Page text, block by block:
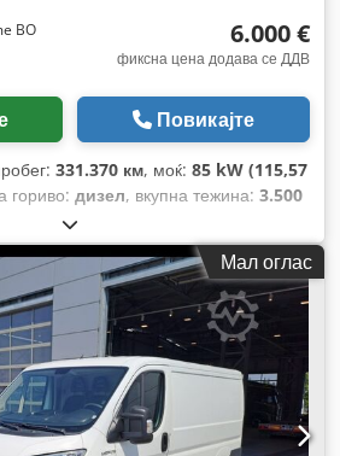
BO
6.000 €
фиксна цена додава се ДДВ
Повикајте
331.370 км, моќ: 85 kW (115,57
гориво: дизел, вкупна тежина: 3.500
на товар:
,
Мал оглас